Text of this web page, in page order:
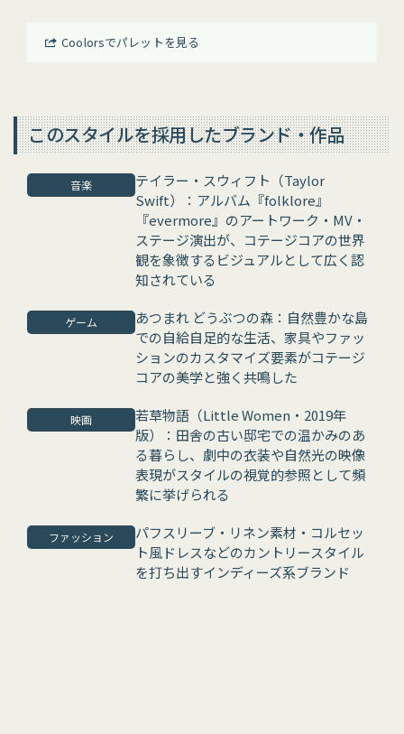
Coolorsでパレットを見る
このスタイルを採用したブランド・作品
音楽
テイラー・スウィフト（Taylor
Swift）：アルバム『folklore』
『evermore』のアートワーク・MV・
ステージ演出が、コテージコアの世界
観を象徴するビジュアルとして広く認
知されている
ゲーム
あつまれ どうぶつの森：自然豊かな島
での自給自足的な生活、家具やファッ
ションのカスタマイズ要素がコテージ
コアの美学と強く共鳴した
映画
若草物語（Little Women・2019年
版）：田舎の古い邸宅での温かみのあ
る暮らし、劇中の衣装や自然光の映像
表現がスタイルの視覚的参照として頻
繁に挙げられる
ファッション
パフスリーブ・リネン素材・コルセッ
ト風ドレスなどのカントリースタイル
を打ち出すインディーズ系ブランド